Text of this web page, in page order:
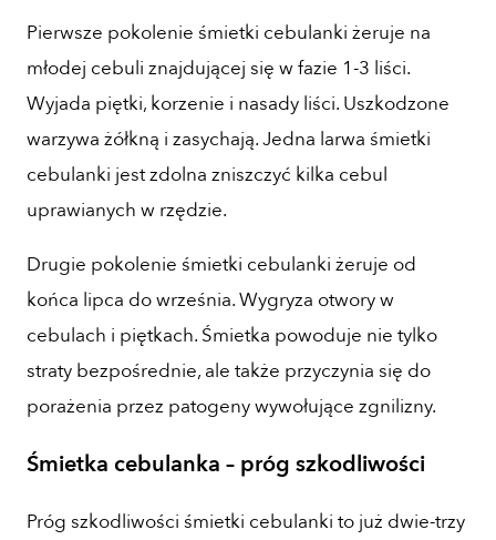
Pierwsze pokolenie śmietki cebulanki żeruje na
młodej cebuli znajdującej się w fazie 1-3 liści.
Wyjada piętki, korzenie i nasady liści. Uszkodzone
warzywa żółkną i zasychają. Jedna larwa śmietki
cebulanki jest zdolna zniszczyć kilka cebul
uprawianych w rzędzie.
Drugie pokolenie śmietki cebulanki żeruje od
końca lipca do września. Wygryza otwory w
cebulach i piętkach. Śmietka powoduje nie tylko
straty bezpośrednie, ale także przyczynia się do
porażenia przez patogeny wywołujące zgnilizny.
Śmietka cebulanka – próg szkodliwości
Próg szkodliwości śmietki cebulanki to już dwie-trzy